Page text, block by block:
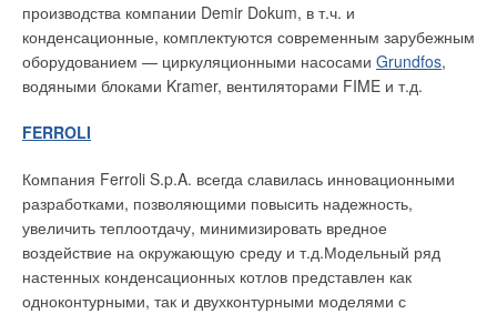
производства компании Demir Dokum, в т.ч. и
конденсационные, комплектуются современным зарубежным
оборудованием — циркуляционными насосами Grundfos,
водяными блоками Kramer, вентиляторами FIME и т.д.
FERROLI
Компания Ferroli S.p.A. всегда славилась инновационными
разработками, позволяющими повысить надежность,
увеличить теплоотдачу, минимизировать вредное
воздействие на окружающую среду и т.д.Модельный ряд
настенных конденсационных котлов представлен как
одноконтурными, так и двухконтурными моделями с